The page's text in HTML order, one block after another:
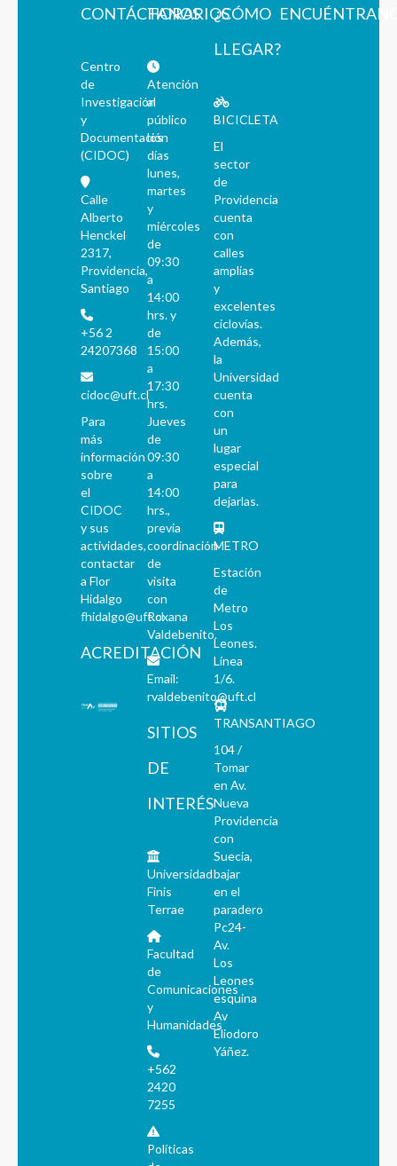
CONTÁCTANOS
Centro
de
Investigación
y
Documentación
(CIDOC)
Calle
Alberto
Henckel
2317,
Providencia,
Santiago
+56 2
24207368
cidoc@uft.cl
Para
más
información
sobre
el
CIDOC
y sus
actividades,
contactar
a Flor
Hidalgo
fhidalgo@uft.cl
ACREDITACIÓN
HORARIOS
Atención
al
público
los
días
lunes,
martes
y
miércoles
de
09:30
a
14:00
hrs. y
de
15:00
a
17:30
hrs.
Jueves
de
09:30
a
14:00
hrs.,
previa
coordinación
de
visita
con
Roxana
Valdebenito.
Email:
rvaldebenito@uft.cl
SITIOS
DE
INTERÉS
Universidad
Finis
Terrae
Facultad
de
Comunicaciones
y
Humanidades
+562
2420
7255
Políticas
¿CÓMO
LLEGAR?
BICICLETA
El
sector
de
Providencia
cuenta
con
calles
amplias
y
excelentes
ciclovías.
Además,
la
Universidad
cuenta
con
un
lugar
especial
para
dejarlas.
METRO
Estación
de
Metro
Los
Leones.
Línea
1/6.
TRANSANTIAGO
104 /
Tomar
en Av.
Nueva
Providencia
con
Suecia,
bajar
en el
paradero
Pc24-
Av.
Los
Leones
esquina
Av
Eliodoro
Yáñez.